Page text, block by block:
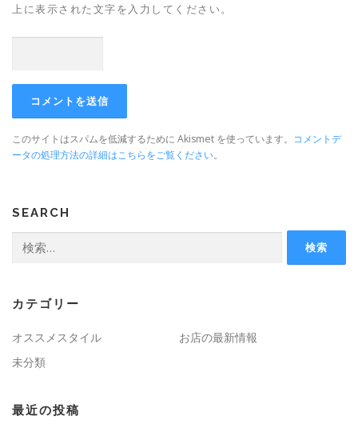
上に表示された文字を入力してください。
このサイトはスパムを低減するために Akismet を使っています。 コメントデ
ータの処理方法の詳細はこちらをご覧ください。
SEARCH
索:
カテゴリー
オススメスタイル
お店の最新情報
未分類
最近の投稿